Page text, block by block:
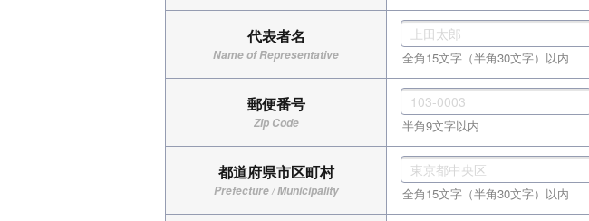
代表者名
Name of Representative 全角15文字（半角30文字）以内
郵便番号
Zip Code 半角9文字以内
都道府県市区町村
Prefecture / Municipality 全角15文字（半角30文字）以内